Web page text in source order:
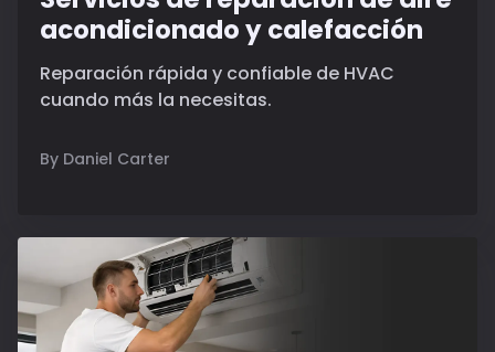
acondicionado y calefacción
Reparación rápida y confiable de HVAC
cuando más la necesitas.
By Daniel Carter